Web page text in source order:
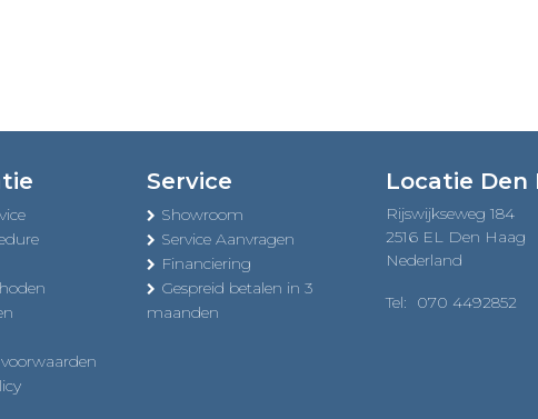
Service
Showroom
Service Aanvragen
Financiering
Gespreid betalen in 3
maanden
Locatie Den
Rijswijkseweg 184
2516 EL Den Haag
Nederland
Tel: 070 4492852